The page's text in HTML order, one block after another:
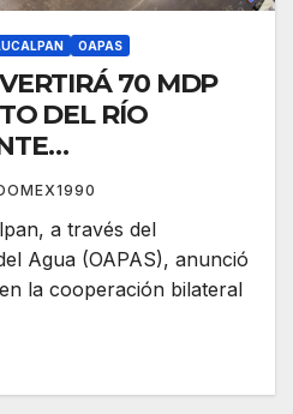
OAPAS
70 MDP
DEL RÍO
CON
a través del
Agua (OAPAS), anunció
la cooperación bilateral